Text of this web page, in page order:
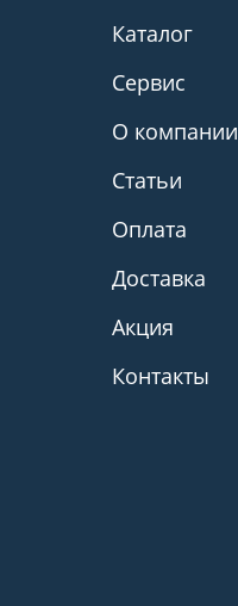
Каталог
Сервис
О компании
Статьи
Оплата
Доставка
Акция
Контакты